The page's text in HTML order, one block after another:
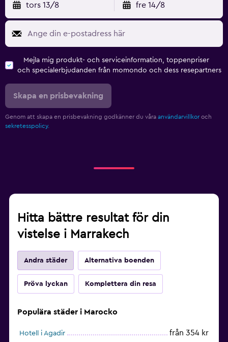
tors 13/8 fre 14/8
Mejla mig produkt- och serviceinformation, toppenpriser
och specialerbjudanden från momondo och dess resepartners
Skapa en prisbevakning
Genom att skapa en prisbevakning godkänner du våra användarvillkor och
sekretesspolicy.
Hitta bättre resultat för din
vistelse i Marrakech
Andra städer Alternativa boenden
Pröva lyckan Komplettera din resa
Populära städer i Marocko
Hotell i Agadir från 354 kr